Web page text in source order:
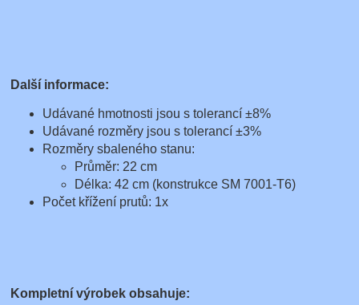
Další informace:
Udávané hmotnosti jsou s tolerancí ±8%
Udávané rozměry jsou s tolerancí ±3%
Rozměry sbaleného stanu:
Průměr: 22 cm
Délka: 42 cm (konstrukce SM 7001-T6)
Počet křížení prutů: 1x
Kompletní výrobek obsahuje: